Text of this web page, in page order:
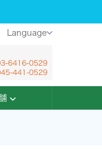
Language